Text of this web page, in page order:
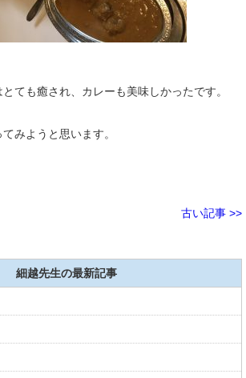
ても癒され、カレーも美味しかったです。
みようと思います。
古い記事 >>
細越先生の最新記事